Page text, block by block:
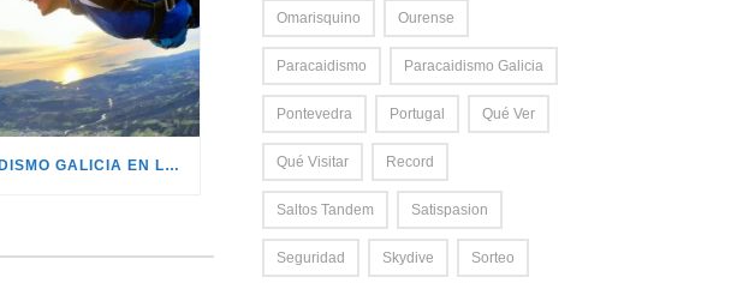
PARACAIDISMO GALICIA EN LA SEXTA NOTICIAS.
Omarisquino Ourense
Paracaidismo Paracaidismo Galicia
Pontevedra Portugal Qué Ver
Qué Visitar Record
Saltos Tandem Satispasion
Seguridad Skydive Sorteo